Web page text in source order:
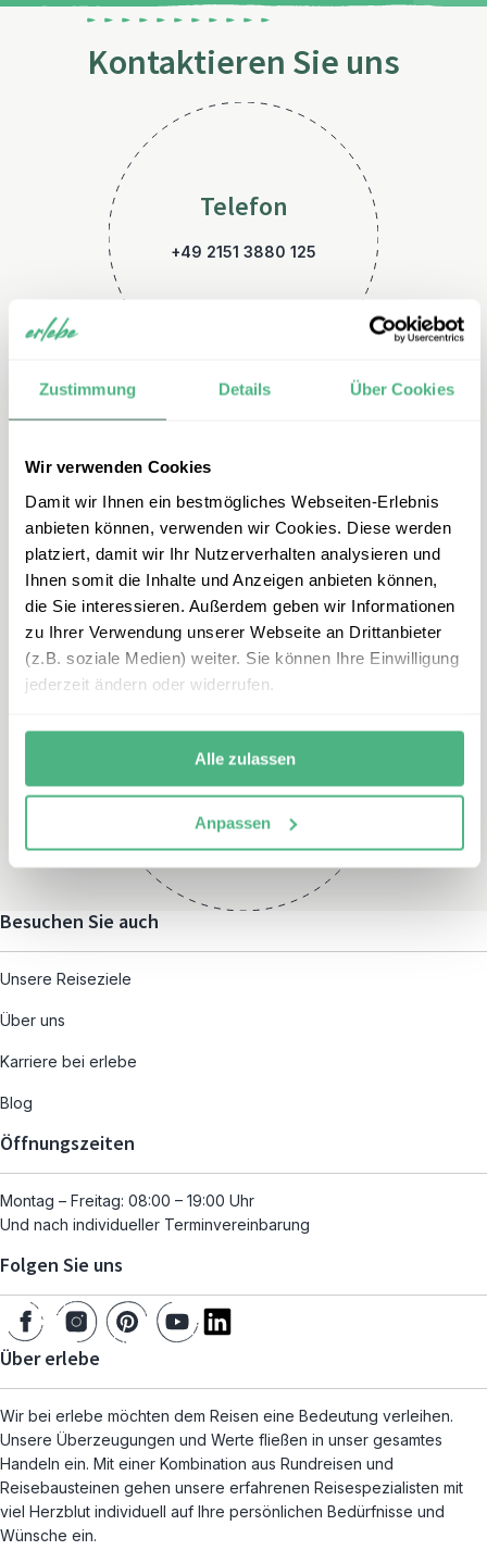
Zustimmung Details Über Cookies
Wir verwenden Cookies
Damit wir Ihnen ein bestmögliches Webseiten-Erlebnis
anbieten können, verwenden wir Cookies. Diese werden
platziert, damit wir Ihr Nutzerverhalten analysieren und
Ihnen somit die Inhalte und Anzeigen anbieten können,
die Sie interessieren. Außerdem geben wir Informationen
zu Ihrer Verwendung unserer Webseite an Drittanbieter
(z.B. soziale Medien) weiter. Sie können Ihre Einwilligung
jederzeit ändern oder widerrufen.
Alle zulassen
Anpassen
Kontaktieren Sie uns
Telefon
+49 2151 3880 125
E-Mail
indien@erlebe.de
Montag – Freitag:
und nach individueller
Terminvereinbarung
Besuchen Sie auch
Unsere Reiseziele
Über uns
Karriere bei erlebe
Blog
Öffnungszeiten
Montag – Freitag: 08:00 – 19:00 Uhr
Und nach individueller Terminvereinbarung
Folgen Sie uns
Über erlebe
Wir bei erlebe möchten dem Reisen eine Bedeutung verleihen.
Unsere Überzeugungen und Werte fließen in unser gesamtes
Handeln ein. Mit einer Kombination aus Rundreisen und
Reisebausteinen gehen unsere erfahrenen Reisespezialisten mit
viel Herzblut individuell auf Ihre persönlichen Bedürfnisse und
Wünsche ein.